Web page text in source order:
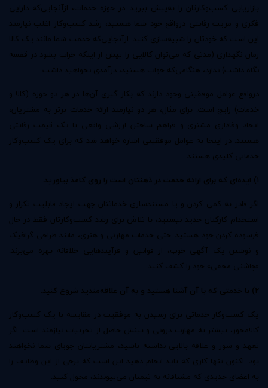
بازاریابی کسب‌وکارتان را به‌پیش ببرید. در حوزه خدمات، ازآنجایی‌که دارایی
فکری و مزیت رقابتی درواقع خود شما هستید، رشد کسب‌وکار اغلب نیازمند
این است که خودتان را شبیه‌سازی کنید. ازآنجایی‌که خدمت شما مانند یک کالا
زمان نگهداری (مدتی که می‌توان کالایی را پیش از اینکه خراب بشود در قفسه
نگاه داشت) ندارد، هنگامی‌که خواب هستید، درآمدی نخواهید داشت.
درواقع عوامل موفقیتی وجود دارند که بکار گیری آن‌ها در هر دو حوزه (کالا و
خدمات) رایج است. برای مثال، هر دو نیازمند ارائه خدمات برتر به مشتریان،
ایجاد وفاداری مشتری و فراهم ساختن ارزشی واقعی با یک قیمت رقابتی
هستند. در اینجا به عوامل موفقیتی اشاره خواهد شد که برای یک کسب‌وکار
خدماتی کلیدی هستند:
۱) ایده‌ای که برای ارائه خدمت در ذهنتان است را روی کاغذ بیاورید.
اگر قادر به کمی کردن و یا مستندسازی خدماتتان جهت ایجاد قابلیت تکرار و
استخدام کارکنان جدید نیستید، با تلاش برای رشد کسب‌وکارتان فقط در حال
فرسوده کردن خود هستید. حتی خدمات مهارتی و هنری، مانند طراحی گرافیک
و نوشتن یک آگهی خوب، از قوانین و فرآیندهایی خلاقانه بهره می‌برند.
«چاشنی مخفی» خود را کشف کنید.
۲) با خدمتی که با آن آشنا هستید و به آن علاقه‌مندید شروع کنید.
یک کسب‌وکار خدماتی برای رسیدن به موفقیت در مقایسه با یک کسب‌وکار
کالامحور، بیشتر به مهارت درونی و بینش حاصل از تجربیات نیازمند است. اگر
تعهد و شور و علاقه بالایی نداشته باشید، مشتریانتان جویای شما نخواهند
بود. اکنون تنها کاری که باید انجام دهید این است که برخی از این وظایف را
به اعضای جدیدی که مشتاقانه به تیمتان می‌پیوندند، محول کنید.